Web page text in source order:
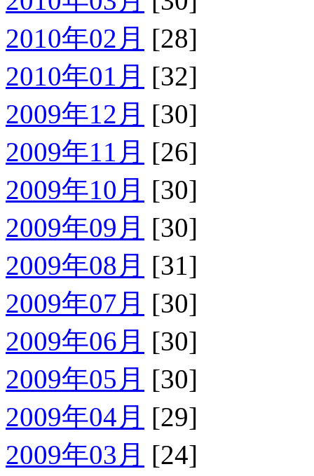
2010年02月 [28]
2010年01月 [32]
2009年12月 [30]
2009年11月 [26]
2009年10月 [30]
2009年09月 [30]
2009年08月 [31]
2009年07月 [30]
2009年06月 [30]
2009年05月 [30]
2009年04月 [29]
2009年03月 [24]